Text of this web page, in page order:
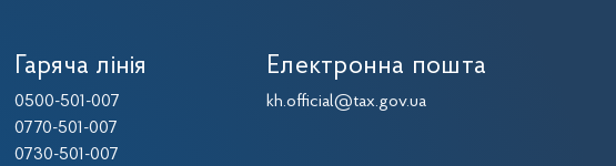
Гаряча лінія
0500-501-007
0770-501-007
0730-501-007
Електронна пошта
kh.official@tax.gov.ua